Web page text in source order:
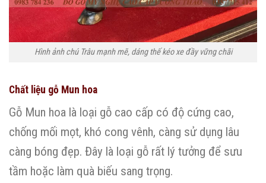
Hình ảnh chú Trâu mạnh mẽ, dáng thế kéo xe đầy vững chãi
Chất liệu gỗ Mun hoa
Gỗ Mun hoa là loại gỗ cao cấp có độ cứng cao,
chống mối mọt, khó cong vênh, càng sử dụng lâu
càng bóng đẹp. Đây là loại gỗ rất lý tưởng để sưu
tầm hoặc làm quà biếu sang trọng.